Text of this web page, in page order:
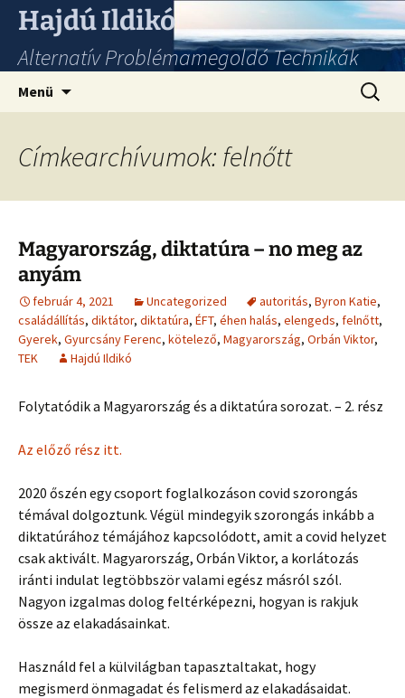
Hajdú Ildikó
Alternatív Problémamegoldó Technikák
Menü
Címkearchívumok: felnőtt
Magyarország, diktatúra – no meg az
anyám
február 4, 2021 Uncategorized autoritás, Byron Katie,
családállítás, diktátor, diktatúra, ÉFT, éhen halás, elengeds, felnőtt,
Gyerek, Gyurcsány Ferenc, kötelező, Magyarország, Orbán Viktor,
TEK
Hajdú Ildikó
Folytatódik a Magyarország és a diktatúra sorozat. – 2. rész
Az előző rész itt.
2020 őszén egy csoport foglalkozáson covid szorongás
témával dolgoztunk. Végül mindegyik szorongás inkább a
diktatúrához témájához kapcsolódott, amit a covid helyzet
csak aktivált. Magyarország, Orbán Viktor, a korlátozás
iránti indulat legtöbbször valami egész másról szól.
Nagyon izgalmas dolog feltérképezni, hogyan is rakjuk
össze az elakadásainkat.
Használd fel a külvilágban tapasztaltakat, hogy
megismerd önmagadat és felismerd az elakadásaidat.